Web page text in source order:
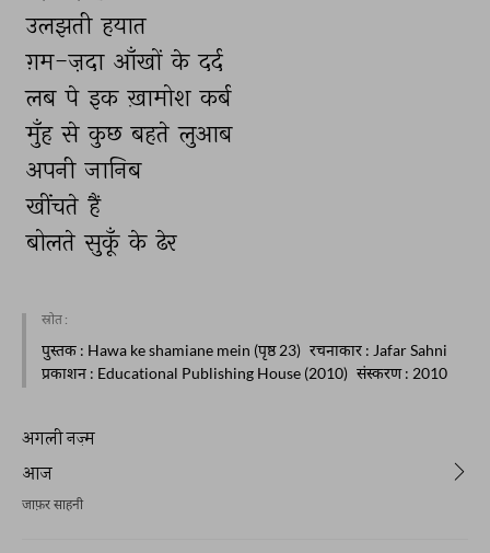
उलझती हयात
ग़म-ज़दा आँखों के दर्द
लब पे इक ख़ामोश कर्ब
मुँह से कुछ बहते लुआब
अपनी जानिब
खींचते हैं
बोलते सुकूँ के ढेर
स्रोत :
पुस्तक : Hawa ke shamiane mein (पृष्ठ 23) रचनाकार : Jafar Sahni
प्रकाशन : Educational Publishing House (2010) संस्करण: 2010
अगली नज़्म
आज
जाफ़र साहनी